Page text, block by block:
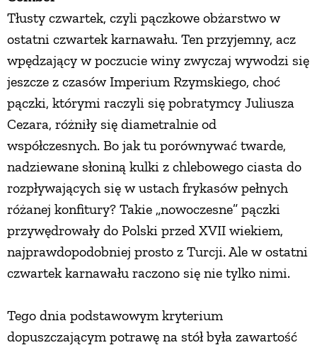
Tłusty czwartek, czyli pączkowe obżarstwo w
ostatni czwartek karnawału. Ten przyjemny, acz
wpędzający w poczucie winy zwyczaj wywodzi się
jeszcze z czasów Imperium Rzymskiego, choć
pączki, którymi raczyli się pobratymcy Juliusza
Cezara, różniły się diametralnie od
współczesnych. Bo jak tu porównywać twarde,
nadziewane słoniną kulki z chlebowego ciasta do
rozpływających się w ustach frykasów pełnych
różanej konfitury? Takie „nowoczesne” pączki
przywędrowały do Polski przed XVII wiekiem,
najprawdopodobniej prosto z Turcji. Ale w ostatni
czwartek karnawału raczono się nie tylko nimi.
Tego dnia podstawowym kryterium
dopuszczającym potrawę na stół była zawartość